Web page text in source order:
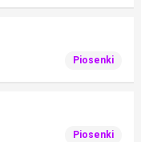
Piosenki
Piosenki